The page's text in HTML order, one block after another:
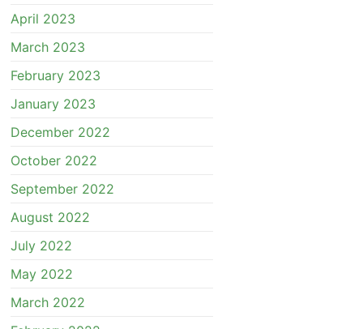
April 2023
March 2023
February 2023
January 2023
December 2022
October 2022
September 2022
August 2022
July 2022
May 2022
March 2022